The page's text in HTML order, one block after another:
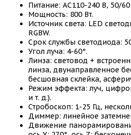
Питание: AC110-240 В, 50/60
Мощность: 800 Вт.
Источник света: LED
RGBW.
Срок службы светодиода:
Угол луча: 4-60°.
Линза: световод +
линза, двунаправленное
бесшовная склейка,
Режим эффекта: луч,
и т. д.).
Стробоскоп: 1-25 Гц,
Диммер: линейное
Движение